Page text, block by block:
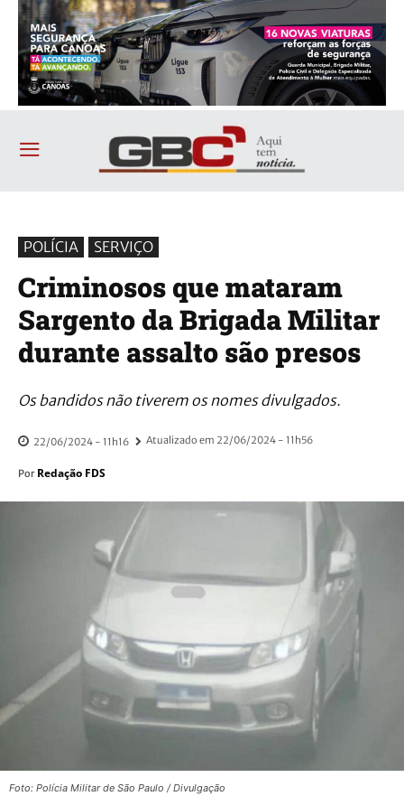
POLÍCIA SERVIÇO
Criminosos que mataram
Sargento da Brigada Militar
durante assalto são presos
Os bandidos não tiverem os nomes divulgados.
22/06/2024 - 11h16 Atualizado em 22/06/2024 - 11h56
Por Redação FDS
Foto: Polícia Militar de São Paulo / Divulgação